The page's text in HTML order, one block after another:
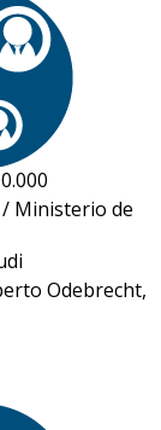
/ Ministerio de
Odebrecht,